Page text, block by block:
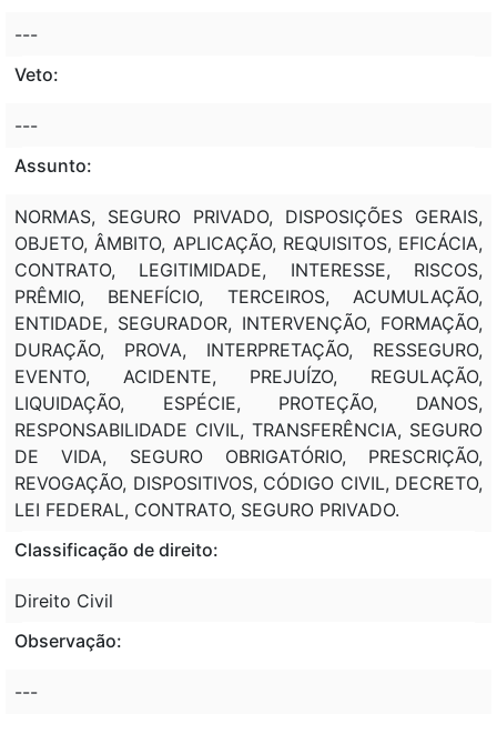
---
Veto:
---
Assunto:
NORMAS, SEGURO PRIVADO, DISPOSIÇÕES GERAIS,
OBJETO, ÂMBITO, APLICAÇÃO, REQUISITOS, EFICÁCIA,
CONTRATO, LEGITIMIDADE, INTERESSE, RISCOS,
PRÊMIO, BENEFÍCIO, TERCEIROS, ACUMULAÇÃO,
ENTIDADE, SEGURADOR, INTERVENÇÃO, FORMAÇÃO,
DURAÇÃO, PROVA, INTERPRETAÇÃO, RESSEGURO,
EVENTO, ACIDENTE, PREJUÍZO, REGULAÇÃO,
LIQUIDAÇÃO, ESPÉCIE, PROTEÇÃO, DANOS,
RESPONSABILIDADE CIVIL, TRANSFERÊNCIA, SEGURO
DE VIDA, SEGURO OBRIGATÓRIO, PRESCRIÇÃO,
REVOGAÇÃO, DISPOSITIVOS, CÓDIGO CIVIL, DECRETO,
LEI FEDERAL, CONTRATO, SEGURO PRIVADO.
Classificação de direito:
Direito Civil
Observação:
---